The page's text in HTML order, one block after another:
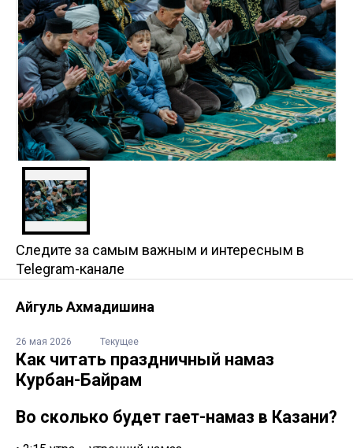
Следите за самым важным и интересным в
Telegram-канале
Айгуль Ахмадишина
26 мая 2026 Текущее
Как читать праздничный намаз
Курбан-Байрам
Во сколько будет гает-намаз в Казани?